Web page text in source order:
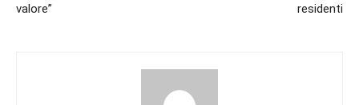
valore”
residenti